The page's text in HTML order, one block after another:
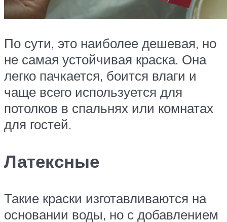
По сути, это наиболее дешевая, но
не самая устойчивая краска. Она
легко пачкается, боится влаги и
чаще всего используется для
потолков в спальнях или комнатах
для гостей.
Латексные
Такие краски изготавливаются на
основании воды, но с добавлением